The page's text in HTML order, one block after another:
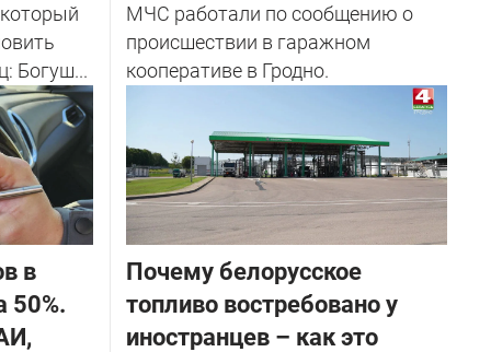
Богуш...
МЧС работали по сообщению о
происшествии в гаражном
кооперативе в Гродно.
в
50%.
Почему белорусское
топливо востребовано у
иностранцев – как это